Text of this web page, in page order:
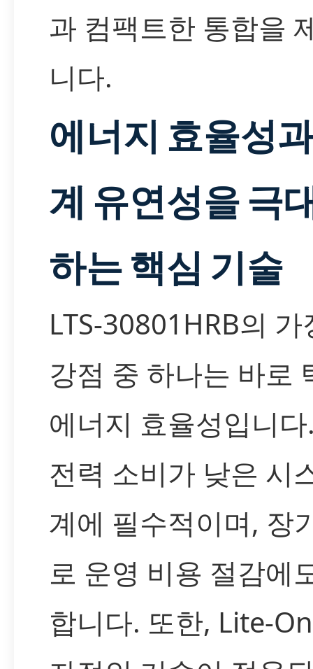
과 컴팩트한 통합을
니다.
에너지 효율성
계 유연성을 극
하는 핵심 기술
LTS-30801HRB의 가
강점 중 하나는 바로
에너지 효율성입니
전력 소비가 낮은 시
계에 필수적이며, 장
로 운영 비용 절감에
합니다. 또한, Lite-